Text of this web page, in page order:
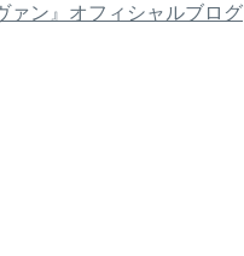
ァン』オフィシャルブログ